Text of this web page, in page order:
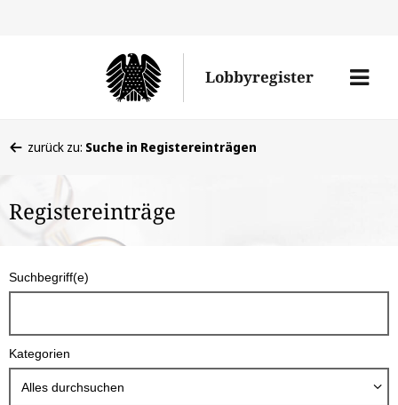
den
Lobbyregister
Menü
befinden
hier:
zurück zu: Suche in Registereinträgen
Registereinträge
u
h
b
Suchbegriff(e)
Kategorien
Alles durchsuchen